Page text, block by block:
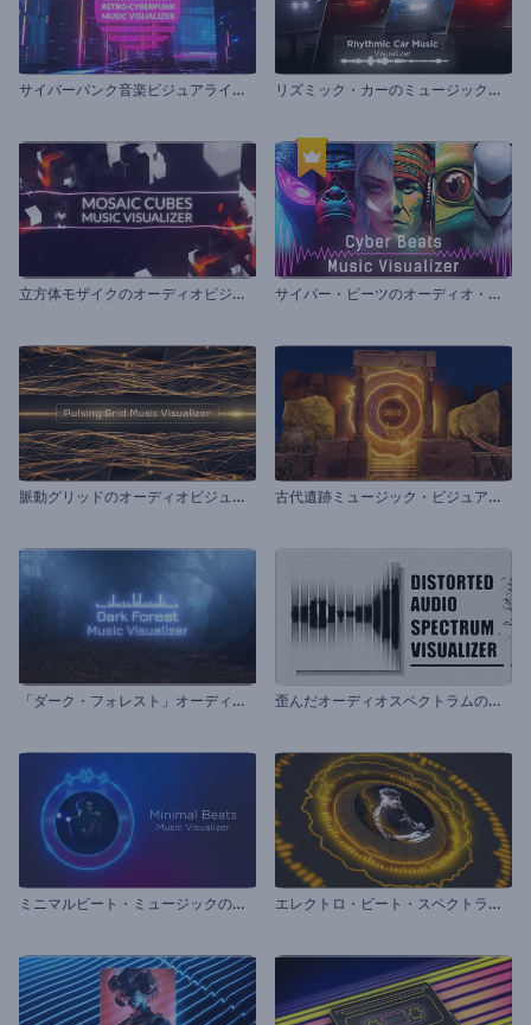
サ
イバーパンク音楽ビジュアライザー リ
ズミック・カーのミュージック・ビジュアライザー
立
方体モザイクのオーディオビジュアライザー サ
イバー・ビーツのオーディオ・ビジュアライザー
脈
動グリッドのオーディオビジュアライザー 古
代遺跡ミュージック・ビジュアライザー
「
ダーク・フォレスト」オーディオビジュアライザー 歪
んだオーディオスペクトラムのビジュアライザー
ミ
ニマルビート・ミュージックのビジュアライザー エ
レクトロ・ビート・スペクトラムのビジュアライザー